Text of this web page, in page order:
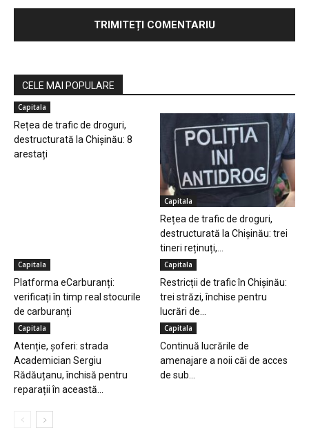
CELE MAI POPULARE
Capitala
Rețea de trafic de droguri,
destructurată la Chișinău: 8
arestați
Capitala
Rețea de trafic de droguri,
destructurată la Chișinău: trei
tineri reținuți,...
Capitala
Platforma eCarburanți:
verificați în timp real stocurile
de carburanți
Capitala
Restricții de trafic în Chișinău:
trei străzi, închise pentru
lucrări de...
Capitala
Atenție, șoferi: strada
Academician Sergiu
Rădăuțanu, închisă pentru
reparații în această...
Capitala
Continuă lucrările de
amenajare a noii căi de acces
de sub...